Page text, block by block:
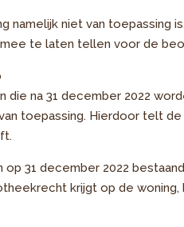
namelijk niet van toepassing
te laten tellen voor de
die na 31 december 2022
toepassing. Hierdoor telt
31 december 2022
krijgt op de